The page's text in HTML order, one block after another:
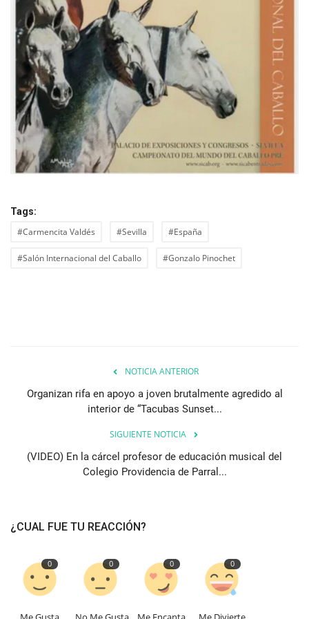
Tags:
#Carmencita Valdés #Sevilla #España
#Salón Internacional del Caballo #Gonzalo Pinochet
NOTICIA ANTERIOR
Organizan rifa en apoyo a joven brutalmente agredido al
interior de “Tacubas Sunset...
SIGUIENTE NOTICIA
(VIDEO) En la cárcel profesor de educación musical del
Colegio Providencia de Parral...
¿CUAL FUE TU REACCIÓN?
0 0 0 0